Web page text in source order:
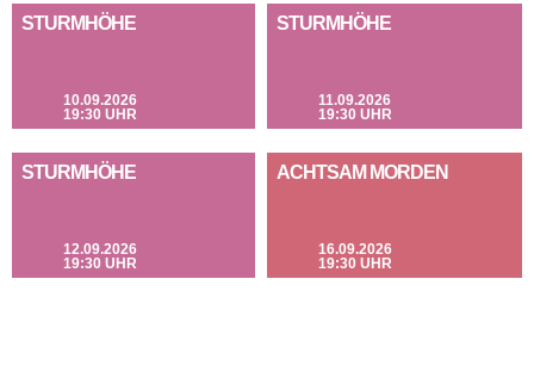
STURMHÖHE
10.09.2026
19:30 UHR
STURMHÖHE
11.09.2026
19:30 UHR
STURMHÖHE
12.09.2026
19:30 UHR
ACHTSAM MORDEN
16.09.2026
19:30 UHR